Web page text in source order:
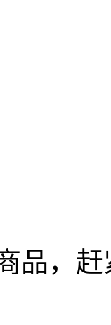
品，